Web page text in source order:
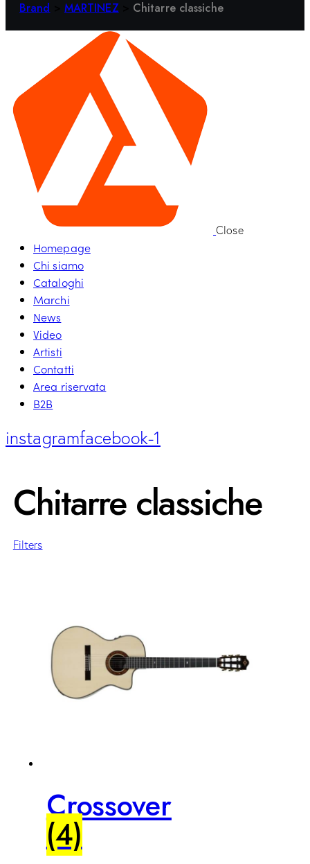
Brand MARTINEZ Chitarre classiche
Close
Homepage
Chi siamo
Cataloghi
Marchi
News
Video
Artisti
Contatti
Area riservata
B2B
instagramfacebook-1
Chitarre classiche
Filters
Crossover
(4)